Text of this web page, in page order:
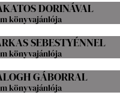
DORINÁVAL
könyvajánlója
SEBESTYÉNNEL
könyvajánlója
GÁBORRAL
könyvajánlója